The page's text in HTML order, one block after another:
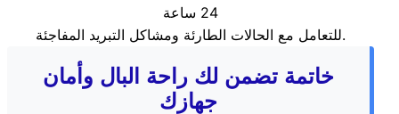
24 ساعة
للتعامل مع الحالات الطارئة ومشاكل التبريد المفاجئة.
خاتمة تضمن لك راحة البال وأمان
جهازك